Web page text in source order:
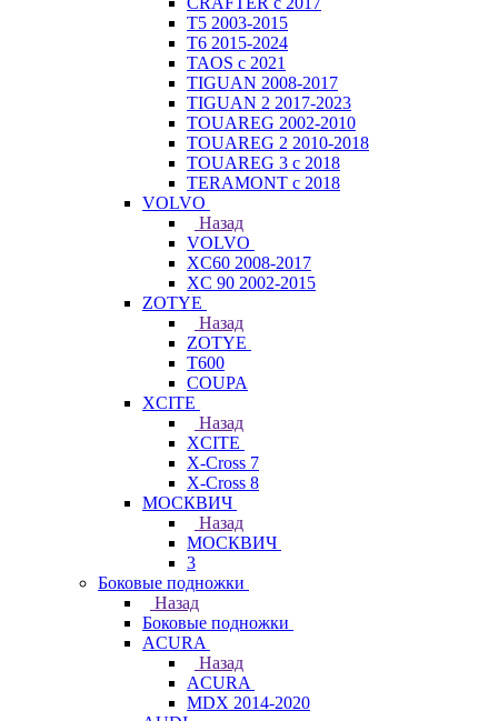
T5 2003-2015
T6 2015-2024
TAOS с 2021
TIGUAN 2008-2017
TIGUAN 2 2017-2023
TOUAREG 2002-2010
TOUAREG 2 2010-2018
TOUAREG 3 с 2018
TERAMONT с 2018
VOLVO
Назад
VOLVO
XC60 2008-2017
XC 90 2002-2015
ZOTYE
Назад
ZOTYE
T600
COUPA
XCITE
Назад
XCITE
X-Cross 7
X-Cross 8
МОСКВИЧ
Назад
МОСКВИЧ
3
Боковые подножки
Назад
Боковые подножки
ACURA
Назад
ACURA
MDX 2014-2020